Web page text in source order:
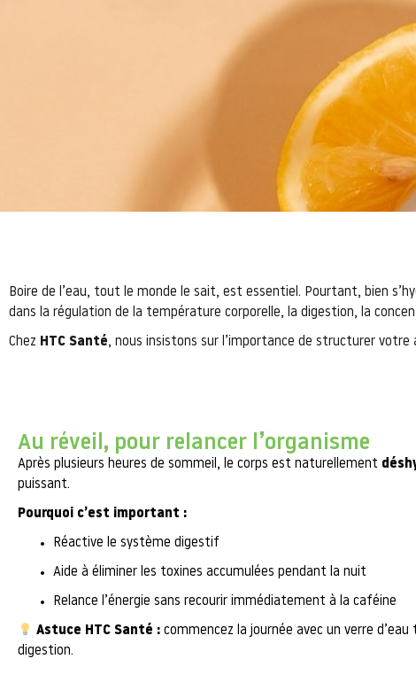
Boire de l’eau, tout le monde le sait, est essentiel. Pourtant, bien
dans la régulation de la température corporelle, la digestion, la
Chez HTC Santé, nous insistons sur l’importance de structurer
Au réveil, pour relancer l’organisme
Après plusieurs heures de sommeil, le corps est naturellement
puissant.
Pourquoi c’est important :
Réactive le système digestif
Aide à éliminer les toxines accumulées pendant la nuit
Relance l’énergie sans recourir immédiatement à la caféine
Astuce HTC Santé : commencez la journée avec un verre
digestion.